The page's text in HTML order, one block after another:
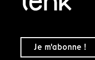
Je m'abonne !